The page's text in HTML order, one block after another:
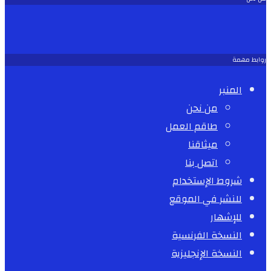
روابط مهمة
المنبر
من نحن
طاقم العمل
ميثاقنا
اتصل بنا
شروط الإستخدام
للنشر في الموقع
للإشهار
النسخة الفرنسية
النسخة الإنجليزية